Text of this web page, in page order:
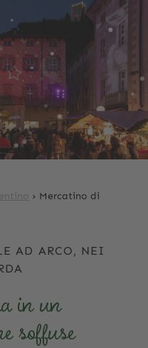
› Mercatino di
AD ARCO, NEI
in un
soffuse